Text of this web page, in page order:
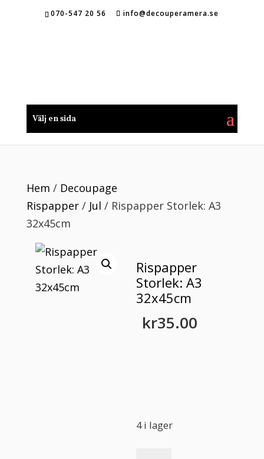
070-547 20 56 info@decouperamera.se
Välj en sida
Hem / Decoupage
Rispapper/ Jul / Rispapper Storlek: A3
32x45cm
Rispapper
Storlek: A3
32x45cm
kr35.00
4 i lager